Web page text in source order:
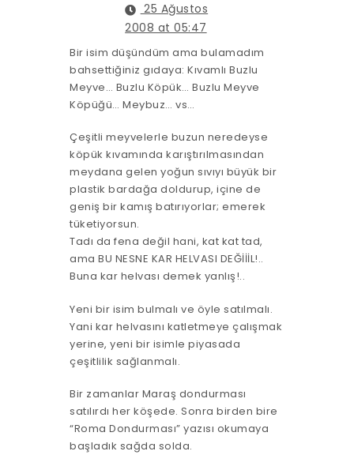
25 Ağustos
2008 at 05:47
Bir isim düşündüm ama bulamadım
bahsettiğiniz gıdaya: Kıvamlı Buzlu
Meyve… Buzlu Köpük… Buzlu Meyve
Köpüğü… Meybuz… vs…
Çeşitli meyvelerle buzun neredeyse
köpük kıvamında karıştırılmasından
meydana gelen yoğun sıvıyı büyük bir
plastik bardağa doldurup, içine de
geniş bir kamış batırıyorlar; emerek
tüketiyorsun.
Tadı da fena değil hani, kat kat tad,
ama BU NESNE KAR HELVASI DEĞİİİL!..
Buna kar helvası demek yanlış!..
Yeni bir isim bulmalı ve öyle satılmalı.
Yani kar helvasını katletmeye çalışmak
yerine, yeni bir isimle piyasada
çeşitlilik sağlanmalı.
Bir zamanlar Maraş dondurması
satılırdı her köşede. Sonra birden bire
“Roma Dondurması” yazısı okumaya
başladık sağda solda.